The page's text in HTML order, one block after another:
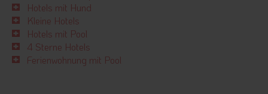
Hotels mit Hund
Kleine Hotels
Hotels mit Pool
4 Sterne Hotels
Ferienwohnung mit Pool